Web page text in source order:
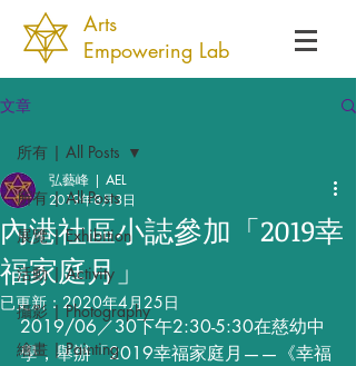
Arts
Empowering Lab
文章
所有 | All Posts
展覽 | Exhibition
活動 | Activity
攝影 | Photography
繪畫 | Painting
所有 | All Posts
內港社區小誌參加「2019幸
福家庭月」
弘藝峰 | AEL
2019年8月3日
已更新： 2020年4月25日
2019/06／30下午2:30-5:30在慈幼中
學，舉辦「2019幸福家庭月——《幸福